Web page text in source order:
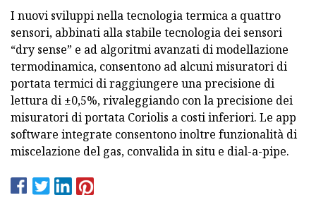
I nuovi sviluppi nella tecnologia termica a quattro
sensori, abbinati alla stabile tecnologia dei sensori
“dry sense” e ad algoritmi avanzati di modellazione
termodinamica, consentono ad alcuni misuratori di
portata termici di raggiungere una precisione di
lettura di ±0,5%, rivaleggiando con la precisione dei
misuratori di portata Coriolis a costi inferiori. Le app
software integrate consentono inoltre funzionalità di
miscelazione del gas, convalida in situ e dial-a-pipe.